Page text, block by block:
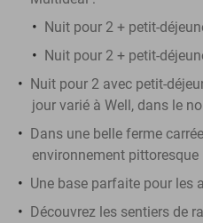
Nuit pour 2 + petit-
Nuit pour 2 + petit-
Nuit pour 2 avec petit-
jour varié à Well, dans le
Dans une belle ferme
environnement pittoresque
Une base parfaite pour les
Découvrez les sentiers de